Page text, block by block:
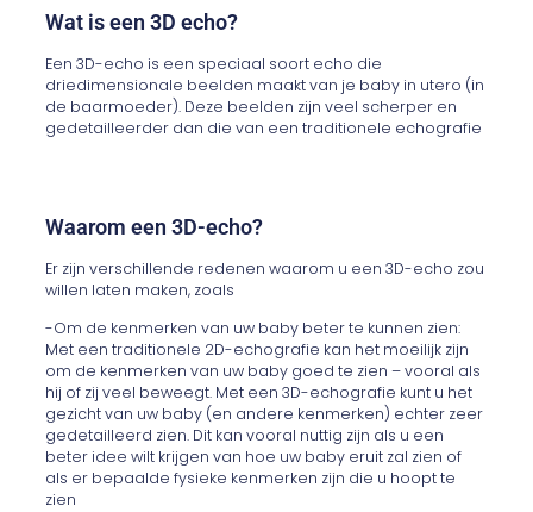
Wat is een 3D echo?
Een 3D-echo is een speciaal soort echo die
driedimensionale beelden maakt van je baby in utero (in
de baarmoeder). Deze beelden zijn veel scherper en
gedetailleerder dan die van een traditionele echografie
Waarom een 3D-echo?
Er zijn verschillende redenen waarom u een 3D-echo zou
willen laten maken, zoals
-Om de kenmerken van uw baby beter te kunnen zien:
Met een traditionele 2D-echografie kan het moeilijk zijn
om de kenmerken van uw baby goed te zien – vooral als
hij of zij veel beweegt. Met een 3D-echografie kunt u het
gezicht van uw baby (en andere kenmerken) echter zeer
gedetailleerd zien. Dit kan vooral nuttig zijn als u een
beter idee wilt krijgen van hoe uw baby eruit zal zien of
als er bepaalde fysieke kenmerken zijn die u hoopt te
zien